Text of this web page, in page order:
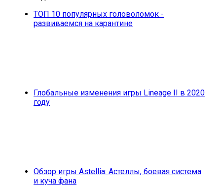
ТОП 10 популярных головоломок -
развиваемся на карантине
Глобальные изменения игры Lineage II в 2020
году
Обзор игры Astellia: Астеллы, боевая система
и куча фана